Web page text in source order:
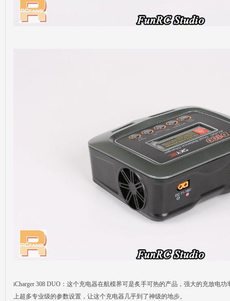
iCharger 308 DUO：这个充电器在航模界可是炙手可热的产品，强大的充放电
上超多专业级的参数设置，让这个充电器几乎到了神级的地步。